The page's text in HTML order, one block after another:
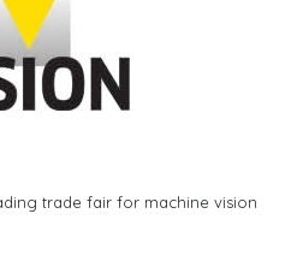
trade fair for machine vision